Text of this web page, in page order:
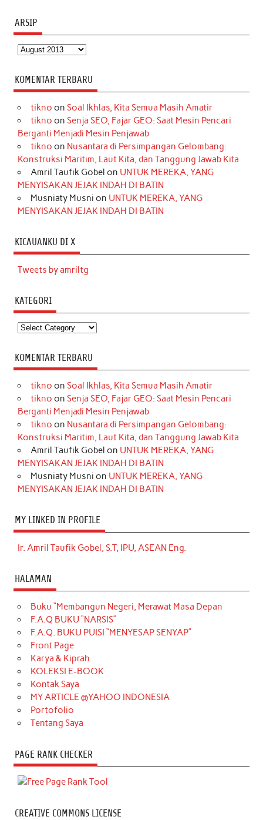
ARSIP
Arsip
KOMENTAR TERBARU
tikno on Soal Ikhlas, Kita Semua Masih Amatir
tikno on Senja SEO, Fajar GEO: Saat Mesin Pencari
Berganti Menjadi Mesin Penjawab
tikno on Nusantara di Persimpangan Gelombang:
Konstruksi Maritim, Laut Kita, dan Tanggung Jawab Kita
Amril Taufik Gobel on UNTUK MEREKA, YANG
MENYISAKAN JEJAK INDAH DI BATIN
Musniaty Musni on UNTUK MEREKA, YANG
MENYISAKAN JEJAK INDAH DI BATIN
KICAUANKU DI X
Tweets by amriltg
KATEGORI
Kategori
KOMENTAR TERBARU
tikno on Soal Ikhlas, Kita Semua Masih Amatir
tikno on Senja SEO, Fajar GEO: Saat Mesin Pencari
Berganti Menjadi Mesin Penjawab
tikno on Nusantara di Persimpangan Gelombang:
Konstruksi Maritim, Laut Kita, dan Tanggung Jawab Kita
Amril Taufik Gobel on UNTUK MEREKA, YANG
MENYISAKAN JEJAK INDAH DI BATIN
Musniaty Musni on UNTUK MEREKA, YANG
MENYISAKAN JEJAK INDAH DI BATIN
MY LINKED IN PROFILE
Ir. Amril Taufik Gobel, S.T, IPU, ASEAN Eng.
HALAMAN
Buku “Membangun Negeri, Merawat Masa Depan
F.A.Q BUKU “NARSIS”
F.A.Q. BUKU PUISI “MENYESAP SENYAP”
Front Page
Karya & Kiprah
KOLEKSI E-BOOK
Kontak Saya
MY ARTICLE @YAHOO INDONESIA
Portofolio
Tentang Saya
PAGE RANK CHECKER
CREATIVE COMMONS LICENSE